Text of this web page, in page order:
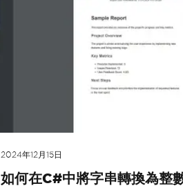
2024年12月15日
如何在C#中將字串轉換為整